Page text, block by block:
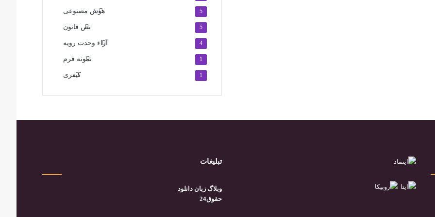
هوش مصنوعی 5
نص قانون 5
آراء وحدت رویه 4
نمونه فرم 1
کیفری 1
تبلیغات
وبلاگ زبان دانلود
حقوق24